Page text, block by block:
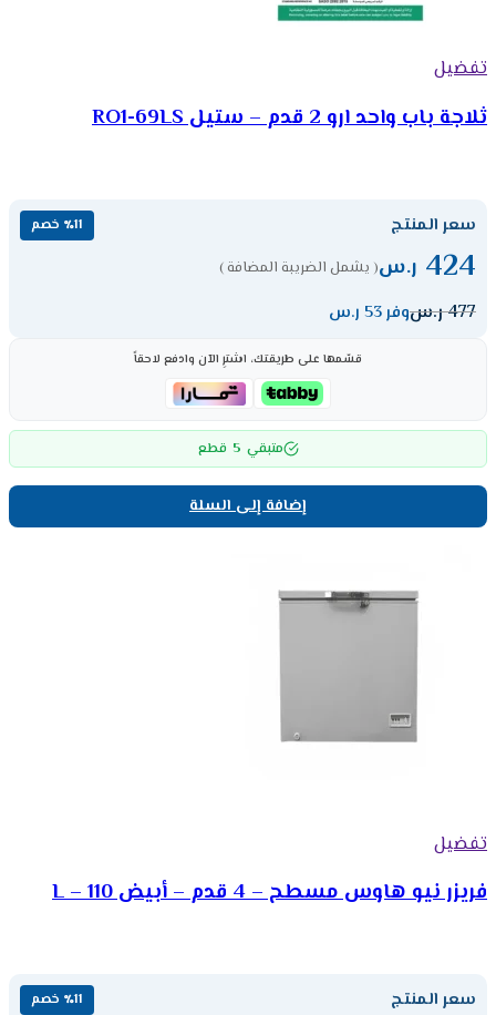
تفضيل
ثلاجة باب واحد ارو 2 قدم – ستيل RO1-69LS
سعر المنتج ٪11 خصم
424 ر.س( يشمل الضريبة المضافة )
477ر.سوفر 53 ر.س
قسّمها على طريقتك، اشترِ الآن وادفع لاحقاً
متبقي 5 قطع
إضافة إلى السلة
تفضيل
فريزر نيو هاوس مسطح – 4 قدم – أبيض 110 – L
سعر المنتج ٪11 خصم